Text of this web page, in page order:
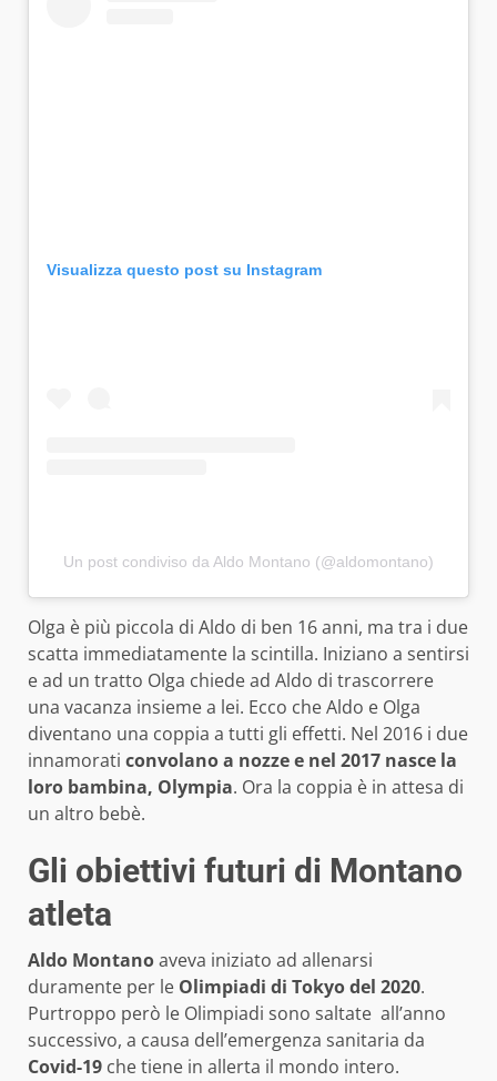
Visualizza questo post su Instagram
Un post condiviso da Aldo Montano (@aldomontano)
Olga è più piccola di Aldo di ben 16 anni, ma tra i due
scatta immediatamente la scintilla. Iniziano a sentirsi
e ad un tratto Olga chiede ad Aldo di trascorrere
una vacanza insieme a lei. Ecco che Aldo e Olga
diventano una coppia a tutti gli effetti. Nel 2016 i due
innamorati convolano a nozze e nel 2017 nasce la
loro bambina, Olympia. Ora la coppia è in attesa di
un altro bebè.
Gli obiettivi futuri di Montano
atleta
Aldo Montanoaveva iniziato ad allenarsi
duramente per le Olimpiadi di Tokyo del 2020.
Purtroppo però le Olimpiadi sono saltate all’anno
successivo, a causa dell’emergenza sanitaria da
Covid-19 che tiene in allerta il mondo intero.